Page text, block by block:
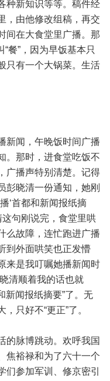
种新知识等等。稿件经
，由他修改组稿，再交
间在大食堂里广播。那
“餐”，因为早饭基本只
只有一个大锅菜。生活
新闻，午晚饭时间广播
。那时，进食堂吃饭不
广播声特别清楚。记得
彭晓清一份通知，她刚
‘首都和新闻报纸摘
这句刚说完，食堂里哄
么故障，连忙跑进广播
到外面哄笑也正发懵
来是我叮嘱她播新闻时
清顺着我的话也就
新闻报纸摘要”了。无
只好不“更正”了。
脉博跳动。欢呼我国
焦裕禄和为了六十一个
们参加军训、修京密引